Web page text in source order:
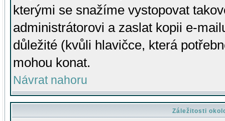
kterými se snažíme vystopovat
administrátorovi a zaslat kopii e-
důležité (kvůli hlavičce, která
mohou konat.
Návrat nahoru
Záležitosti